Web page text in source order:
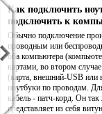
Как подключить
подключить к
Обычно подключение
проводным или
оба компьютера
картами, во втором
(карта, внешний-USB или
ноутбуки по проводам.
кабель - патч-корд. Он
представляет из себя